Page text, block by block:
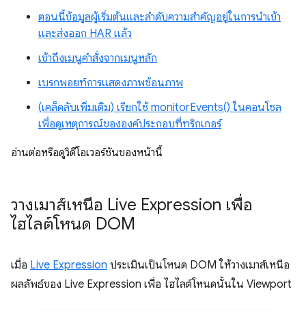
ตอนนี้ข้อมูลผู้เริ่มต้นและลำดับความสำคัญอยู่ในการนำเข้า
และส่งออก HAR แล้ว
เข้าถึงเมนูคำสั่งจากเมนูหลัก
เบรกพอยท์การแสดงภาพซ้อนภาพ
(เคล็ดลับเพิ่มเติม) เรียกใช้ monitorEvents() ในคอนโซล
เพื่อดูเหตุการณ์ขององค์ประกอบที่ทริกเกอร์
อ่านต่อหรือดูวิดีโอเวอร์ชันของหน้านี้
วางเมาส์เหนือ Live Expression เพื่อ
ไฮไลต์โหนด DOM
เมื่อ Live Expression ประเมินเป็นโหนด DOM ให้วางเมาส์เหนือ
ผลลัพธ์ของ Live Expression เพื่อ ไฮไลต์โหนดนั้นใน Viewport